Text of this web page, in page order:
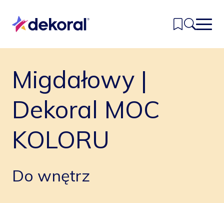
głównej
treści
Inspiracje
Kolory
Produkty
Znajdź sklep
Kontakt
Migdałowy |
Dekoral MOC
KOLORU
Do wnętrz